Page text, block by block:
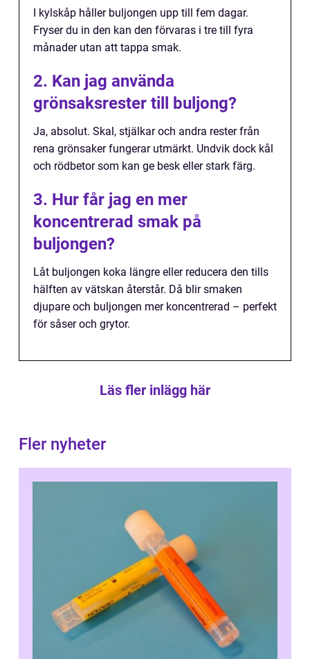
I kylskåp håller buljongen upp till fem dagar.
Fryser du in den kan den förvaras i tre till fyra
månader utan att tappa smak.
2. Kan jag använda
grönsaksrester till buljong?
Ja, absolut. Skal, stjälkar och andra rester från
rena grönsaker fungerar utmärkt. Undvik dock kål
och rödbetor som kan ge besk eller stark färg.
3. Hur får jag en mer
koncentrerad smak på
buljongen?
Låt buljongen koka längre eller reducera den tills
hälften av vätskan återstår. Då blir smaken
djupare och buljongen mer koncentrerad – perfekt
för såser och grytor.
Läs fler inlägg här
Fler nyheter